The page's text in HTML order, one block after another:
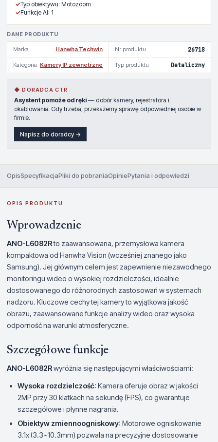
✓Typ obiektywu: Motozoom
✓Funkcje AI: 1
DANE PRODUKTU
Marka Hanwha Techwin Nr produktu 26718
Kategoria Kamery IP zewnetrzne Typ produktu Detaliczny
◆ DORADCA CTR
Asystent pomoże od ręki — dobór kamery, rejestratora i
okablowania. Gdy trzeba, przekażemy sprawę odpowiedniej osobie w
firmie.
Napisz do doradcy →
OpisSpecyfikacjaPliki do pobraniaOpiniePytania i odpowiedzi
OPIS PRODUKTU
Wprowadzenie
ANO-L6082Rto zaawansowana, przemysłowa kamera
kompaktowa od Hanwha Vision (wcześniej znanego jako
Samsung). Jej głównym celem jest zapewnienie niezawodnego
monitoringu wideo o wysokiej rozdzielczości, idealnie
dostosowanego do różnorodnych zastosowań w systemach
nadzoru. Kluczowe cechy tej kamery to wyjątkowa jakość
obrazu, zaawansowane funkcje analizy wideo oraz wysoka
odporność na warunki atmosferyczne.
Szczegółowe funkcje
ANO-L6082Rwyróżnia się następującymi właściwościami:
Wysoka rozdzielczość: Kamera oferuje obraz w jakości
2MP przy 30 klatkach na sekundę (FPS), co gwarantuje
szczegółowe i płynne nagrania.
Obiektyw zmiennoogniskowy: Motorowe ogniskowanie
3.1x (3.3~10.3mm) pozwala na precyzyjne dostosowanie